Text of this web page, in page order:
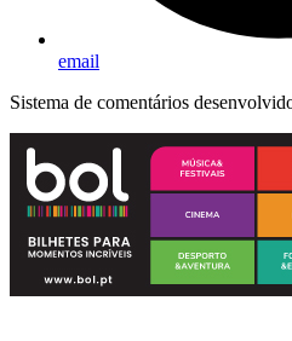
email
Sistema de comentários